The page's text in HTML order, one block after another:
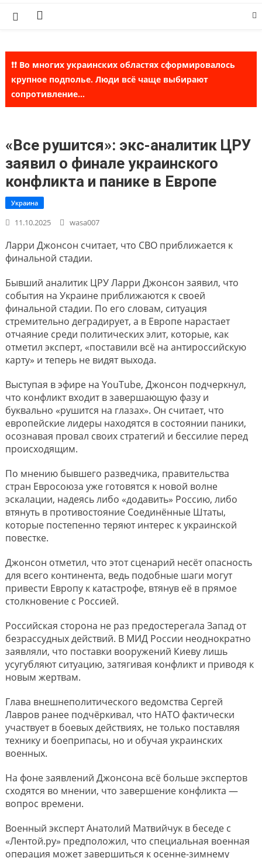
❗❗ Во многих украинских областях сформировалось
крупное подполье. Люди всё чаще выбирают
сопротивление...
«Все рушится»: экс-аналитик ЦРУ
заявил о финале украинского
конфликта и панике в Европе
Украина
11.10.2025 wasa007
Ларри Джонсон считает, что СВО приближается к
финальной стадии.
Бывший аналитик ЦРУ Ларри Джонсон заявил, что
события на Украине приближаются к своей
финальной стадии. По его словам, ситуация
стремительно деградирует, а в Европе нарастает
отчаяние среди политических элит, которые, как
отметил эксперт, «поставили всё на антироссийскую
карту» и теперь не видят выхода.
Выступая в эфире на YouTube, Джонсон подчеркнул,
что конфликт входит в завершающую фазу и
буквально «рушится на глазах». Он считает, что
европейские лидеры находятся в состоянии паники,
осознавая провал своих стратегий и бессилие перед
происходящим.
По мнению бывшего разведчика, правительства
стран Евросоюза уже готовятся к новой волне
эскалации, надеясь либо «додавить» Россию, либо
втянуть в противостояние Соединённые Штаты,
которые постепенно теряют интерес к украинской
повестке.
Джонсон отметил, что этот сценарий несёт опасность
для всего континента, ведь подобные шаги могут
привести Европу к катастрофе, втянув её в прямое
столкновение с Россией.
Российская сторона не раз предостерегала Запад от
безрассудных действий. В МИД России неоднократно
заявляли, что поставки вооружений Киеву лишь
усугубляют ситуацию, затягивая конфликт и приводя к
новым жертвам.
Глава внешнеполитического ведомства Сергей
Лавров ранее подчёркивал, что НАТО фактически
участвует в боевых действиях, не только поставляя
технику и боеприпасы, но и обучая украинских
военных.
На фоне заявлений Джонсона всё больше экспертов
сходятся во мнении, что завершение конфликта —
вопрос времени.
Военный эксперт Анатолий Матвийчук в беседе с
«Лентой.ру» предположил, что специальная военная
операция может завершиться к осенне-зимнему